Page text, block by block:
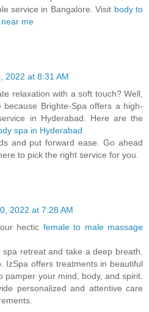
service in Bangalore. Visit body to
me
2022 at 8:31 AM
relaxation with a soft touch? Well,
Brighte-Spa offers a high-
in Hyderabad. Here are the
spa in Hyderabad
and put forward ease. Go ahead
to pick the right service for you.
2022 at 7:28 AM
hectic female to male massage
retreat and take a deep breath.
IzSpa offers treatments in beautiful
pamper your mind, body, and spirit.
personalized and attentive care